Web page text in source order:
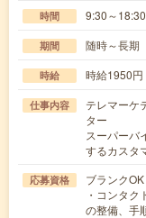
時間 9:30～
期間 随時～長期
時給 時給1950円
仕事内容
テレマーケ
ター
スーパーバ
するカスタ
応募資格
ブランク
・コンタ
の整備、手